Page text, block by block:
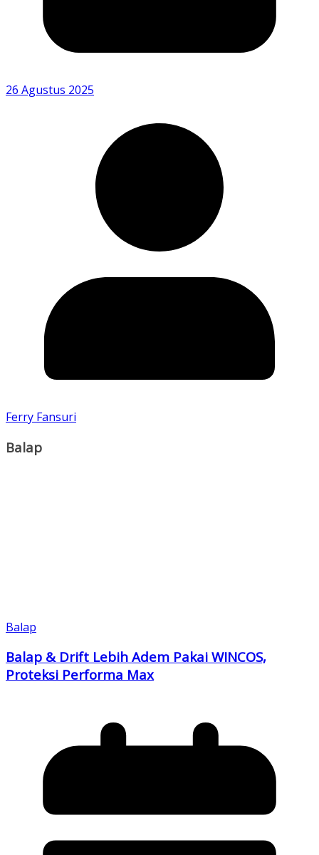
26 Agustus 2025
Ferry Fansuri
Balap
Balap
Balap & Drift Lebih Adem Pakai WINCOS,
Proteksi Performa Max